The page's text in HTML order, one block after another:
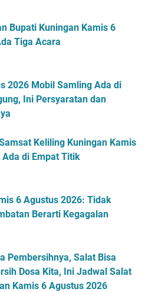
Bupati Kuningan Kamis 6
Tiga Acara
2026 Mobil Samling Ada di
Ini Persyaratan dan
Keliling Kuningan Kamis
di Empat Titik
6 Agustus 2026: Tidak
Berarti Kegagalan
Pembersihnya, Salat Bisa
Dosa Kita, Ini Jadwal Salat
Kamis 6 Agustus 2026